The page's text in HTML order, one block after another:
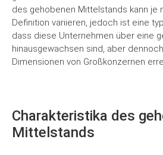
des gehobenen Mittelstands kann je
Definition variieren, jedoch ist eine
dass diese Unternehmen über eine
hinausgewachsen sind, aber
Dimensionen von Großkonzernen
Charakteristika des
Mittelstands